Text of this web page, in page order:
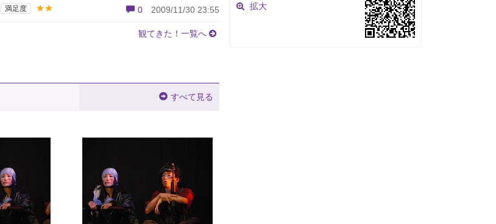
満足度 ★★ 0 2009/11/30 23:55
観てきた！一覧へ
すべて見る
拡大